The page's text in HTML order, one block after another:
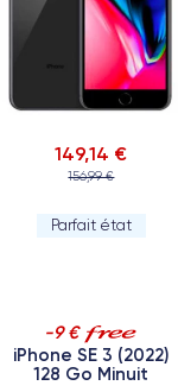
149,14 €
156,99 €
Parfait état
-9 €
iPhone SE 3 (2022)
128 Go Minuit